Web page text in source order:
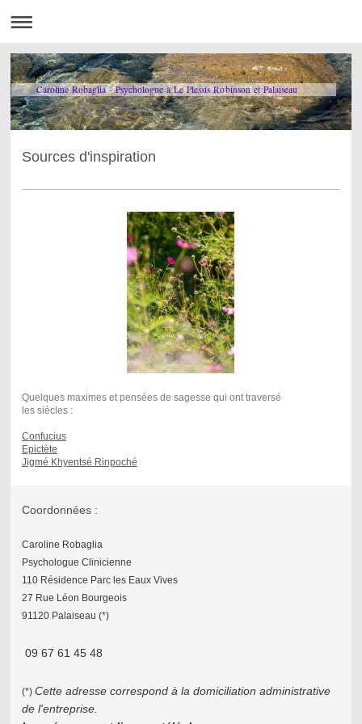
Caroline Robaglia - Psychologue à Le Plessis Robinson et Palaiseau
Sources d'inspiration
Quelques maximes et pensées de sagesse qui ont traversé
les siècles :
Confucius
Epictète
Jigmé Khyentsé Rinpoché
Coordonnées :
Caroline Robaglia
Psychologue Clinicienne
110 Résidence Parc les Eaux Vives
27 Rue Léon Bourgeois
91120 Palaiseau (*)
09 67 61 45 48
(*) Cette adresse correspond à la domiciliation administrative
de l'entreprise.